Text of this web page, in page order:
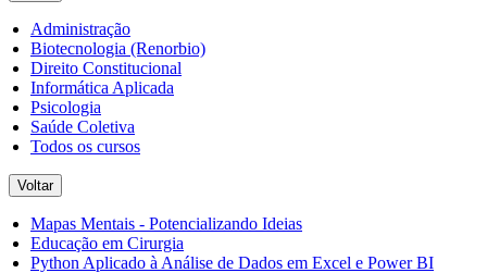
Administração
Biotecnologia (Renorbio)
Direito Constitucional
Informática Aplicada
Psicologia
Saúde Coletiva
Todos os cursos
Voltar
Mapas Mentais - Potencializando Ideias
Educação em Cirurgia
Python Aplicado à Análise de Dados em Excel e Power BI